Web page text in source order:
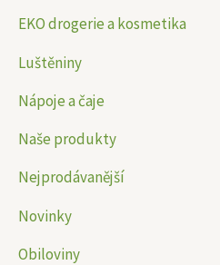
EKO drogerie a kosmetika
Luštěniny
Nápoje a čaje
Naše produkty
Nejprodávanější
Novinky
Obiloviny